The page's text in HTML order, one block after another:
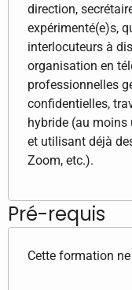
direction,
expérimenté(e)s,
interlocuteurs à
organisation en
professionnelles
confidentielles,
hybride (au moins
et utilisant déjà
Zoom, etc.).
Pré-requis
Cette formation